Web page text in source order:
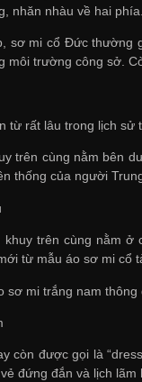
nhăn nhàu về hai phía.
sơ mi cổ Đức thường
môi trường công sở.
từ rất lâu trong lịch
trên cùng nằm bên
thống của người
trên cùng nằm
từ mẫu áo sơ mi cổ
sơ mi trắng nam thông
còn được gọi là
đứng đắn và lịch